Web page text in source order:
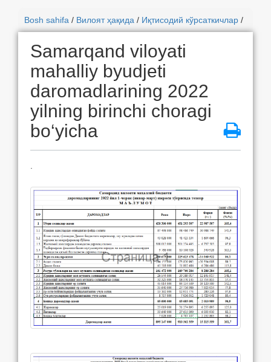
Bosh sahifa / Вилоят ҳақида / Иқтисодий кўрсаткичлар /
Samarqand viloyati
mahalliy byudjeti
daromadlarining 2022
yilning birinchi choragi
bo‘yicha